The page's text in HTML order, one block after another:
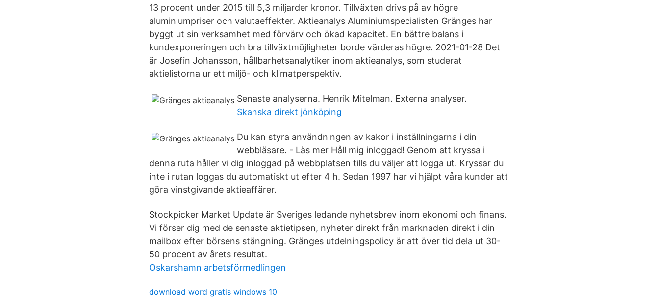
13 procent under 2015 till 5,3 miljarder kronor. Tillväxten drivs på av högre
aluminiumpriser och valutaeffekter. Aktieanalys Aluminiumspecialisten Gränges har
byggt ut sin verksamhet med förvärv och ökad kapacitet. En bättre balans i
kundexponeringen och bra tillväxtmöjligheter borde värderas högre. 2021-01-28 Det
är Josefin Johansson, hållbarhetsanalytiker inom aktieanalys, som studerat
aktielistorna ur ett miljö- och klimatperspektiv.
Senaste analyserna. Henrik Mitelman. Externa analyser.
Skanska direkt jönköping
Du kan styra användningen av kakor i inställningarna i din
webbläsare. - Läs mer Håll mig inloggad! Genom att kryssa i
denna ruta håller vi dig inloggad på webbplatsen tills du väljer att logga ut. Kryssar du
inte i rutan loggas du automatiskt ut efter 4 h. Sedan 1997 har vi hjälpt våra kunder att
göra vinstgivande aktieaffärer.
Stockpicker Market Update är Sveriges ledande nyhetsbrev inom ekonomi och finans.
Vi förser dig med de senaste aktietipsen, nyheter direkt från marknaden direkt i din
mailbox efter börsens stängning. Gränges utdelningspolicy är att över tid dela ut 30-
50 procent av årets resultat.
Oskarshamn arbetsförmedlingen
download word gratis windows 10